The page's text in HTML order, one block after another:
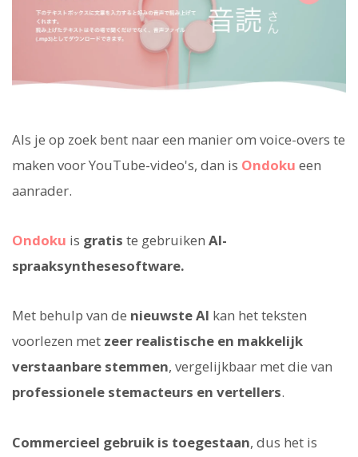
Als je op zoek bent naar een manier om voice-overs te
maken voor YouTube-video's, dan is Ondoku een
aanrader.
Ondoku is gratis te gebruiken AI-
spraaksynthesesoftware.
Met behulp van de nieuwste AI kan het teksten
voorlezen met zeer realistische en makkelijk
verstaanbare stemmen, vergelijkbaar met die van
professionele stemacteurs en vertellers.
Commercieel gebruik is toegestaan, dus het is